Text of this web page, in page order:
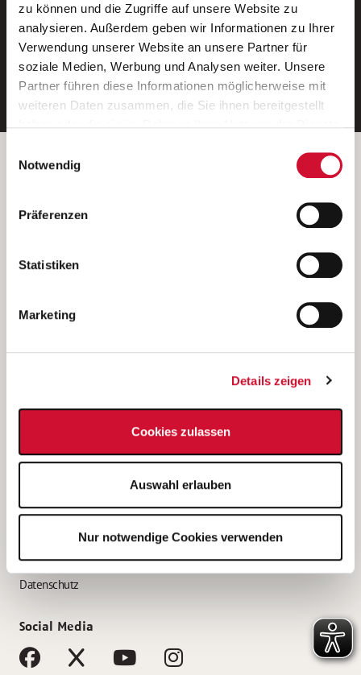
zu können und die Zugriffe auf unsere Website zu
analysieren. Außerdem geben wir Informationen zu Ihrer
Verwendung unserer Website an unsere Partner für
soziale Medien, Werbung und Analysen weiter. Unsere
Partner führen diese Informationen möglicherweise mit
weiteren Daten zusammen, die Sie ihnen bereitgestellt
Wenn Sie auf „Cookies zulassen“ klicken, so stimmen
Sie der Speicherung sämtlicher Cookies zu. Sie können
Ihre Einwilligung selbstverständlich jederzeit widerrufen,
indem Sie die Cookie-Einstellungen aufrufen und diese
unsererDatenschutzerklärung
Notwendig
Präferenzen
Statistiken
Marketing
Details zeigen
Cookies zulassen
Auswahl erlauben
Nur notwendige Cookies verwenden
Ein kostenloser Service von AWO
Jobs.
E-Mail-Adresse eintragen
Betreiber der Webseite
Kantstraße 45a
(Ein Tochterunternehmen des AWO Bezirksverbandes Unterfranken
e.V.)
Bewerbung als Altenpflegehelfer*in
Bewerbung als Erzieher*in
AWO Gliederungen nach Bundesland
Impressum
Datenschutz
Social Media